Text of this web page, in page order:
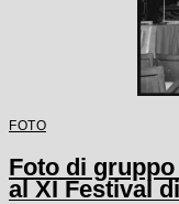
FOTO
Foto di
al XI Festival